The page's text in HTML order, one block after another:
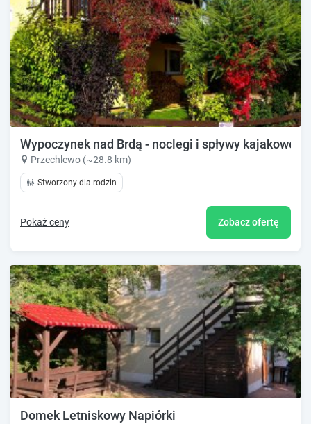
Wypoczynek nad Brdą - noclegi i spływy kajakowe
Przechlewo (~28.8 km)
Stworzony dla rodzin
Pokaż ceny Zobacz ofertę
Domek Letniskowy Napiórki